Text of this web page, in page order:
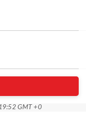
GMT +0